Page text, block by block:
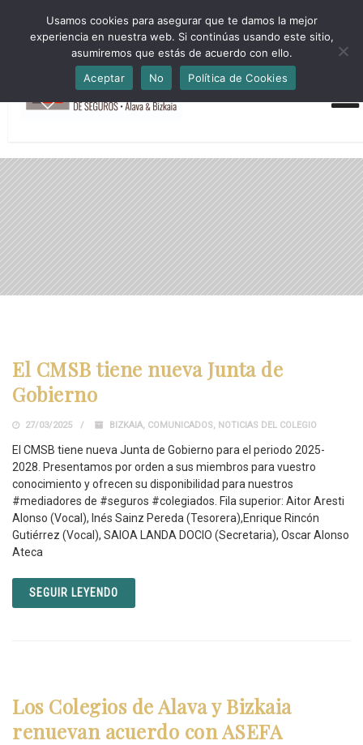
HORARIO INVIERNO Lun-Jue 09:00-16:30 Vier 9:00-14:00
administracion@cmsab.eus 94.442.43.43 Móvil y Whatsapp
688.889.170
El CMSB tiene nueva Junta de
Gobierno
27/03/2025 BIZKAIA, COMUNICADOS, NOTICIAS DEL COLEGIO
El CMSB tiene nueva Junta de Gobierno para el periodo 2025-
2028. Presentamos por orden a sus miembros para vuestro
conocimiento y ofrecen su disponibilidad para nuestros
#mediadores de #seguros #colegiados. Fila superior: Aitor Aresti
Alonso (Vocal), Inés Sainz Pereda (Tesorera),Enrique Rincón
Gutiérrez (Vocal), SAIOA LANDA DOCIO (Secretaria), Oscar Alonso
Ateca
SEGUIR LEYENDO
Los Colegios de Alava y Bizkaia
renuevan acuerdo con ASEFA
Usamos cookies para asegurar que te damos la mejor
experiencia en nuestra web. Si continúas usando este sitio,
asumiremos que estás de acuerdo con ello.
Aceptar
No Política de Cookies